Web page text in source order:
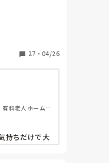
、などあり
27 ・ 04/26
有料老人ホーム,
持ちだけで大